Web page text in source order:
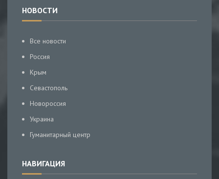
НОВОСТИ
Все новости
Россия
Крым
Севастополь
Новороссия
Украина
Гуманитарный центр
НАВИГАЦИЯ